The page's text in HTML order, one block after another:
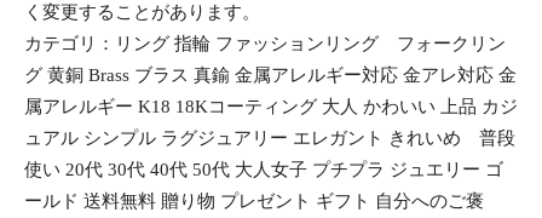
く変更することがあります。
カテゴリ：リング 指輪 ファッションリング フォークリン
グ 黄銅 Brass ブラス 真鍮 金属アレルギー対応 金アレ対応 金
属アレルギー K18 18Kコーティング 大人 かわいい 上品 カジ
ュアル シンプル ラグジュアリー エレガント きれいめ 普段
使い 20代 30代 40代 50代 大人女子 プチプラ ジュエリー ゴ
ールド 送料無料 贈り物 プレゼント ギフト 自分へのご褒